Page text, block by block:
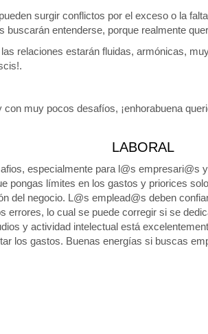
surgir conflictos por el exceso o la
buscarán entenderse, porque realmente
las relaciones estarán fluidas, armónicas,
muy pocos desafíos, ¡enhorabuena
LABORAL
especialmente para l@s empresari@s
pongas límites en los gastos y priorices
del negocio. L@s emplead@s deben
errores, lo cual se puede corregir si se
y actividad intelectual está
los gastos. Buenas energías si buscas